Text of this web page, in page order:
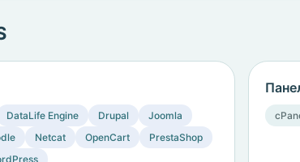
DataLife Engine Drupal
Joomla
Netcat OpenCart
PrestaShop